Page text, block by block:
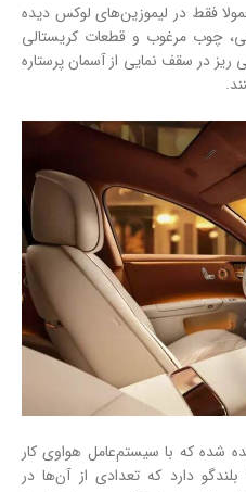
فقط در لیموزین‌های لوکس دیده
چوب مرغوب و قطعات کریستالی
در سقف نمایی از آسمان پرستاره
شده که با سیستم‌عامل هواوی کار
می‌کنند. سیستم صوتی ماشین ۴۳ بلندگو دارد که تعدادی از آن‌ها در